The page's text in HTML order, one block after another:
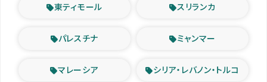
東ティモール スリランカ
パレスチナ ミャンマー
マレーシア シリア・レバノン・トルコ